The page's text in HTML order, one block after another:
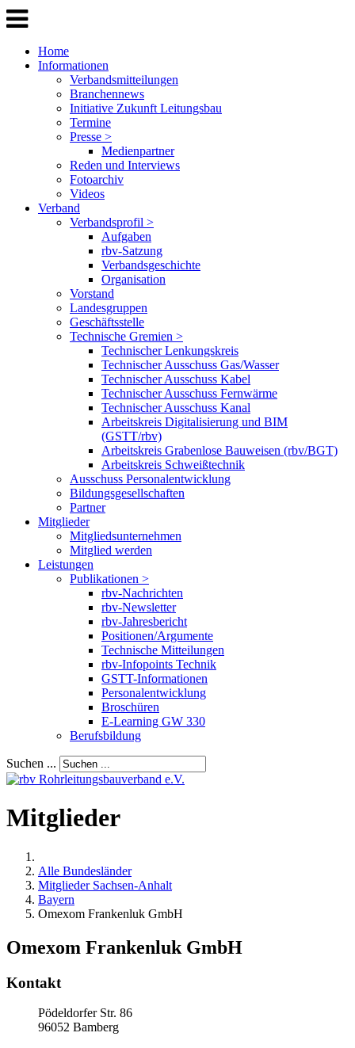
Home
Informationen
Verbandsmitteilungen
Branchennews
Initiative Zukunft Leitungsbau
Termine
Presse >
Medienpartner
Reden und Interviews
Fotoarchiv
Videos
Verband
Verbandsprofil >
Aufgaben
rbv-Satzung
Verbandsgeschichte
Organisation
Vorstand
Landesgruppen
Geschäftsstelle
Technische Gremien >
Technischer Lenkungskreis
Technischer Ausschuss Gas/Wasser
Technischer Ausschuss Kabel
Technischer Ausschuss Fernwärme
Technischer Ausschuss Kanal
Arbeitskreis Digitalisierung und BIM
(GSTT/rbv)
Arbeitskreis Grabenlose Bauweisen (rbv/BGT)
Arbeitskreis Schweißtechnik
Ausschuss Personalentwicklung
Bildungsgesellschaften
Partner
Mitglieder
Mitgliedsunternehmen
Mitglied werden
Leistungen
Publikationen >
rbv-Nachrichten
rbv-Newsletter
rbv-Jahresbericht
Positionen/Argumente
Technische Mitteilungen
rbv-Infopoints Technik
GSTT-Informationen
Personalentwicklung
Broschüren
E-Learning GW 330
Berufsbildung
Suchen ...
Mitglieder
Alle Bundesländer
Mitglieder Sachsen-Anhalt
Bayern
Omexom Frankenluk GmbH
Omexom Frankenluk GmbH
Kontakt
Pödeldorfer Str. 86
96052 Bamberg